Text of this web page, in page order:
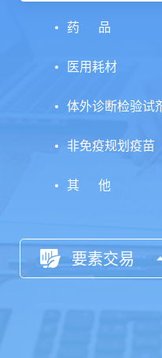
药 品
医用耗材
体外诊断检验试
非免疫规划疫苗
其 他
要素交易